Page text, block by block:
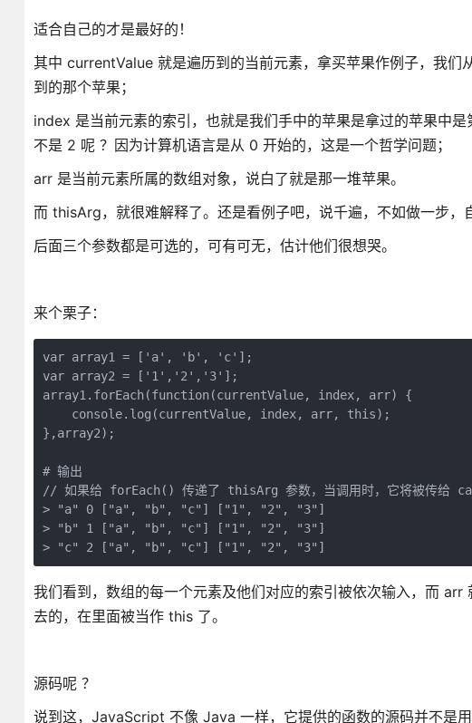
适合自己的才是最好的！
其中 currentValue 就是遍历到的当前元素，拿买苹果作例子，我
到的那个苹果；
index 是当前元素的索引，也就是我们手中的苹果是拿过的苹果中
不是 2 呢 ？因为计算机语言是从 0 开始的，这是一个哲学问题；
arr 是当前元素所属的数组对象，说白了就是那一堆苹果。
而 thisArg，就很难解释了。还是看例子吧，说千遍，不如做一步，
后面三个参数都是可选的，可有可无，估计他们很想哭。
来个栗子：
var array1 = ['a', 'b', 'c'];
var array2 = ['1','2','3'];
array1.forEach(function(currentValue, index, arr) {
    console.log(currentValue, index, arr, this);
},array2);
# 输出
// 如果给 forEach() 传递了 thisArg 参数，当调用时，它将被传给
> "a" 0 ["a", "b", "c"] ["1", "2", "3"]
> "b" 1 ["a", "b", "c"] ["1", "2", "3"]
我们看到，数组的每一个元素及他们对应的索引被依次输入，而
去的，在里面被当作 this 了。
源码呢 ？
说到这，JavaScript 不像 Java 一样，它提供的函数的源码并不是